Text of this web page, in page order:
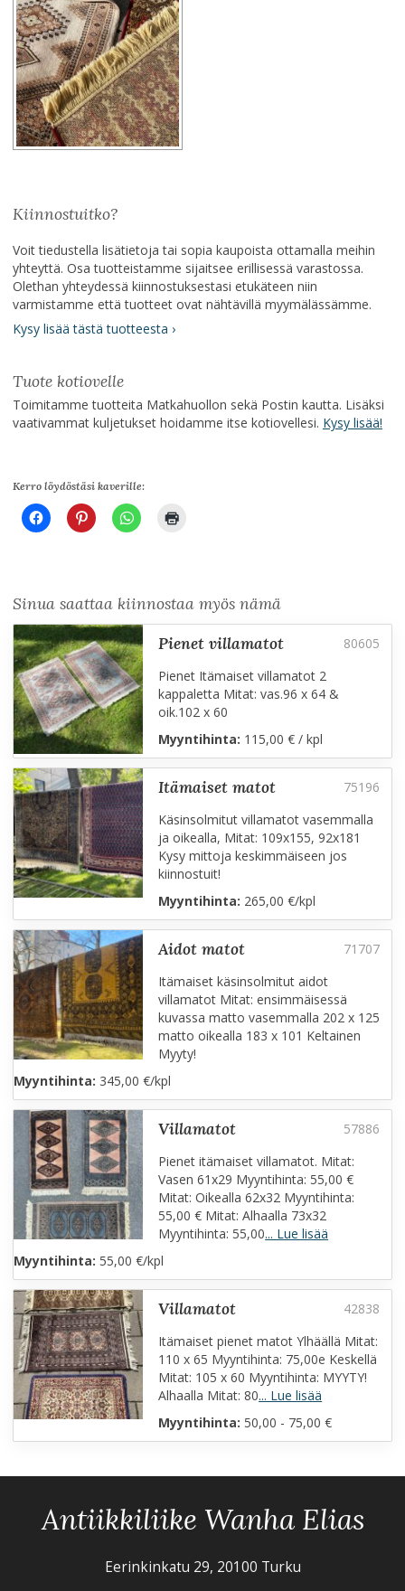
Kiinnostuitko?
Voit tiedustella lisätietoja tai sopia kaupoista ottamalla meihin
yhteyttä. Osa tuotteistamme sijaitsee erillisessä varastossa.
Olethan yhteydessä kiinnostuksestasi etukäteen niin
varmistamme että tuotteet ovat nähtävillä myymälässämme.
Kysy lisää tästä tuotteesta ›
Tuote kotiovelle
Toimitamme tuotteita Matkahuollon sekä Postin kautta. Lisäksi
vaativammat kuljetukset hoidamme itse kotiovellesi. Kysy lisää!
Kerro löydöstäsi kaverille:
Sinua saattaa kiinnostaa myös nämä
pienet villamatot
Pienet Itämaiset villamatot 2
kappaletta Mitat: vas.96 x 64 &
oik.102 x 60
Myyntihinta: 115,00 € / kpl
itämaiset matot
Käsinsolmitut villamatot vasemmalla
ja oikealla, Mitat: 109x155, 92x181
Kysy mittoja keskimmäiseen jos
kiinnostuit!
Myyntihinta: 265,00 €/kpl
aidot matot
Itämaiset käsinsolmitut aidot
villamatot Mitat: ensimmäisessä
kuvassa matto vasemmalla 202 x 125
matto oikealla 183 x 101 Keltainen
Myyty!
Myyntihinta: 345,00 €/kpl
villamatot
Pienet itämaiset villamatot. Mitat:
Vasen 61x29 Myyntihinta: 55,00 €
Mitat: Oikealla 62x32 Myyntihinta:
55,00 € Mitat: Alhaalla 73x32
Myyntihinta: 55,00... Lue lisää
Myyntihinta: 55,00 €/kpl
villamatot
Itämaiset pienet matot Ylhäällä Mitat:
110 x 65 Myyntihinta: 75,00e Keskellä
Mitat: 105 x 60 Myyntihinta: MYYTY!
Alhaalla Mitat: 80... Lue lisää
Myyntihinta: 50,00 - 75,00 €
Antiikkiliike Wanha Elias
Eerinkinkatu 29, 20100 Turku